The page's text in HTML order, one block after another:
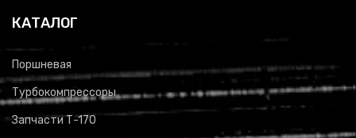
КАТАЛОГ
Поршневая
Турбокомпрессоры
Запчасти Т-170